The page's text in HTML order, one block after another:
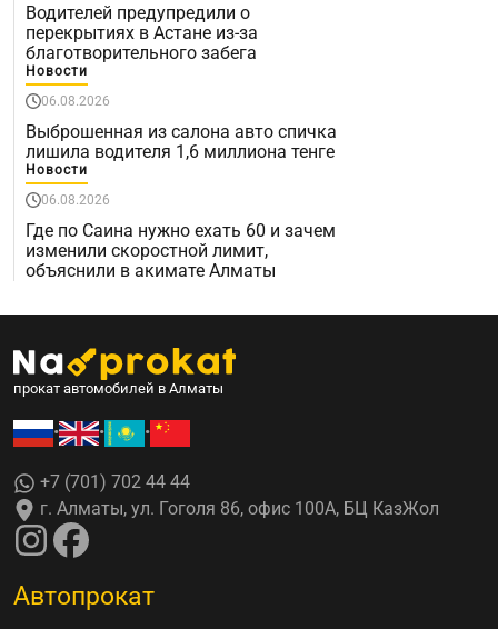
Водителей предупредили о
перекрытиях в Астане из-за
благотворительного забега
Новости
06.08.2026
Выброшенная из салона авто спичка
лишила водителя 1,6 миллиона тенге
Новости
06.08.2026
Где по Саина нужно ехать 60 и зачем
изменили скоростной лимит,
объяснили в акимате Алматы
прокат автомобилей в Алматы
• • •
+7 (701) 702 44 44
г. Алматы, ул. Гоголя 86, офис 100А, БЦ КазЖол
Автопрокат